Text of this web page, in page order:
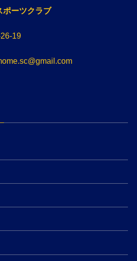
ポーツクラブ
19